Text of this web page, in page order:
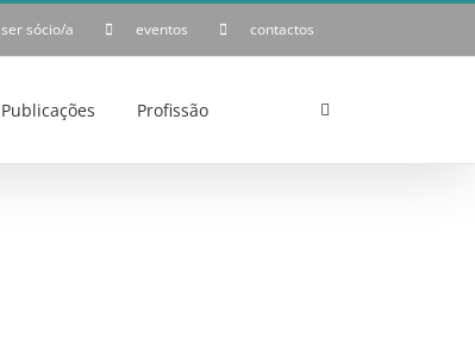
ser sócio/a eventos contactos
Publicações Profissão